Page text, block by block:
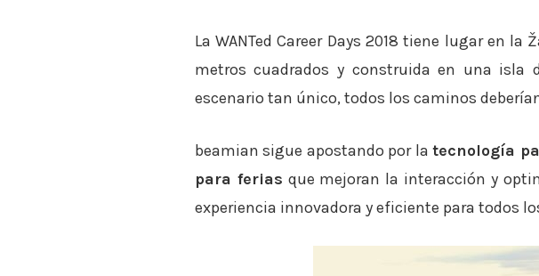
La WANTed Career Days 2018 tiene lugar en
metros cuadrados y construida en una isla
escenario tan único, todos los caminos
beamian sigue apostando por latecnología
para ferias que mejoran la interacción y
experiencia innovadora y eficiente para todos